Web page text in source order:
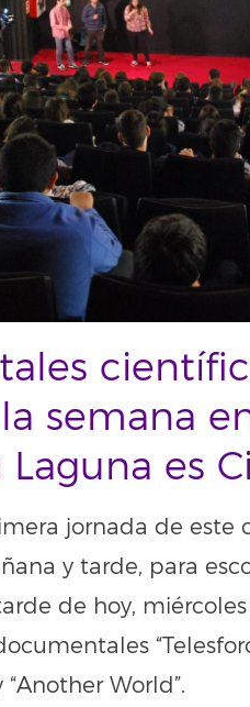
semana
Laguna es
jornada de este
y tarde, para
de hoy,
World”.